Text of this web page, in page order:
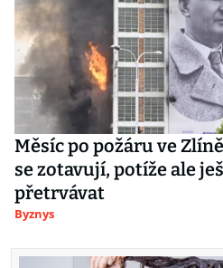
Měsíc po požáru ve
se zotavují, potíže ale
přetrvávat
Byznys